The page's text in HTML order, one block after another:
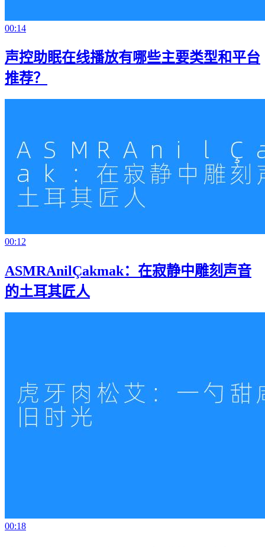
00:14
声控助眠在线播放有哪些主要类型和平台
推荐？
00:12
ASMRAnilÇakmak：在寂静中雕刻声音
的土耳其匠人
00:18